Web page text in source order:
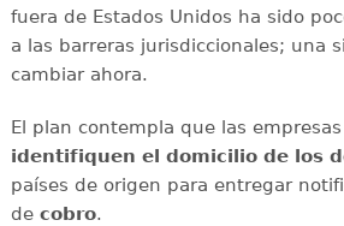
fuera de Estados Unidos ha sido
a las barreras jurisdiccionales; una
cambiar ahora.
El plan contempla que las empresas
identifiquen el domicilio de los
países de origen para entregar
de cobro.